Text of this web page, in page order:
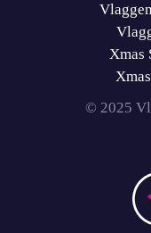
Xmas
© 2025